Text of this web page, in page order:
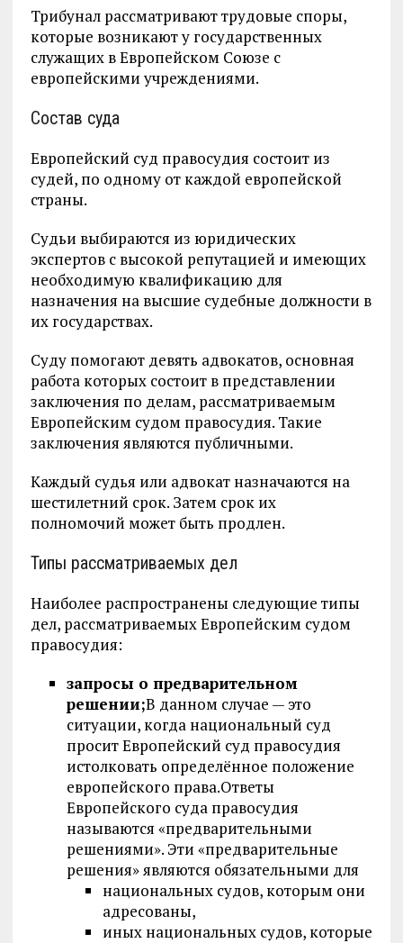
Трибунал рассматривают трудовые споры,
которые возникают у государственных
служащих в Европейском Союзе с
европейскими учреждениями.
Состав суда
Европейский суд правосудия состоит из
судей, по одному от каждой европейской
страны.
Судьи выбираются из юридических
экспертов с высокой репутацией и имеющих
необходимую квалификацию для
назначения на высшие судебные должности в
их государствах.
Суду помогают девять адвокатов, основная
работа которых состоит в представлении
заключения по делам, рассматриваемым
Европейским судом правосудия. Такие
заключения являются публичными.
Каждый судья или адвокат назначаются на
шестилетний срок. Затем срок их
полномочий может быть продлен.
Типы рассматриваемых дел
Наиболее распространены следующие типы
дел, рассматриваемых Европейским судом
правосудия:
запросы о предварительном
решении;В данном случае — это
ситуации, когда национальный суд
просит Европейский суд правосудия
истолковать определённое положение
европейского права.Ответы
Европейского суда правосудия
называются «предварительными
решениями». Эти «предварительные
решения» являются обязательными для
национальных судов, которым они
адресованы,
иных национальных судов, которые